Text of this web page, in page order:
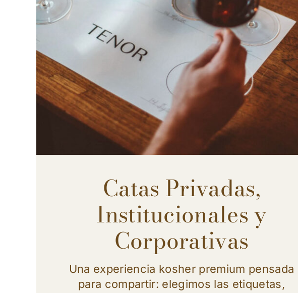
Catas Privadas,
Institucionales y
Corporativas
Una experiencia kosher premium pensada
para compartir: elegimos las etiquetas,